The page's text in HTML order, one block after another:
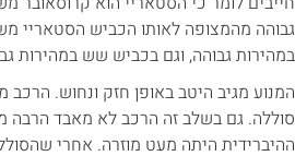
גבוהה מהמצופה לאותו הכביש הסטאריי
במהירות גבוהה, וגם בכביש שש במהירות
סוללה. גם בשלב זה הרכב לא מאבד הרבה